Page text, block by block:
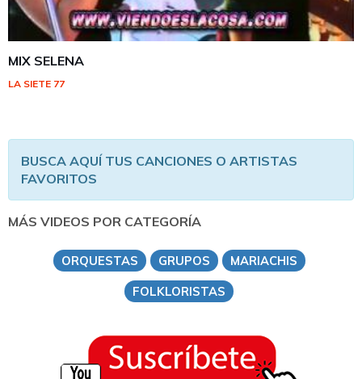
MIX SELENA
LA SIETE 77
BUSCA AQUÍ TUS CANCIONES O ARTISTAS
FAVORITOS
MÁS VIDEOS POR CATEGORÍA
ORQUESTAS GRUPOS
MARIACHIS
FOLKLORISTAS